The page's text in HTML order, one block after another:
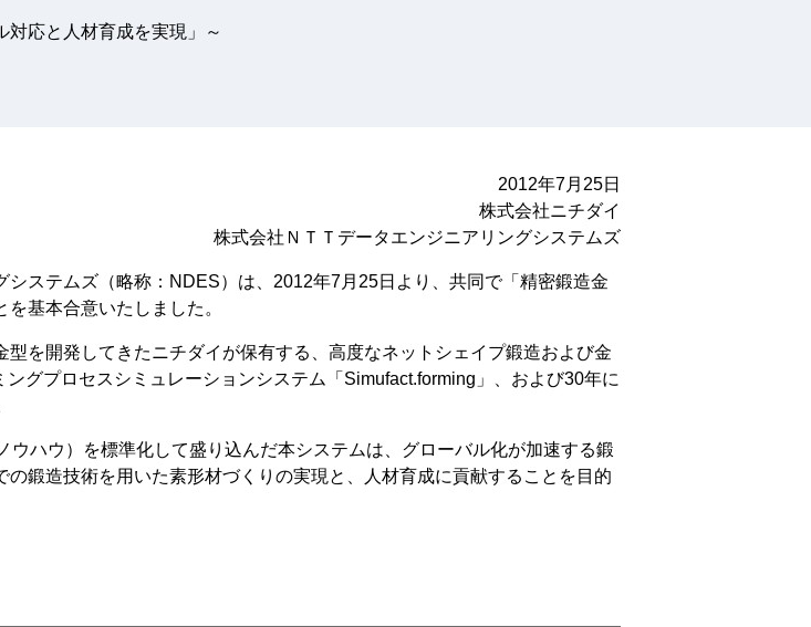
対応と人材育成を実現」～
2012年7月25日
株式会社ニチダイ
株式会社ＮＴＴデータエンジニアリングシステムズ
ステムズ（略称：NDES）は、2012年7月25日より、共同で「精密鍛造金
基本合意いたしました。
を開発してきたニチダイが保有する、高度なネットシェイプ鍛造および金
グプロセスシミュレーションシステム「Simufact.forming」、および30年に
ハウ）を標準化して盛り込んだ本システムは、グローバル化が加速する鍛
鍛造技術を用いた素形材づくりの実現と、人材育成に貢献することを目的